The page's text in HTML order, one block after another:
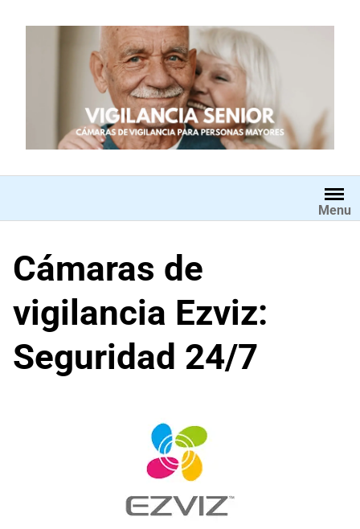
Menu
Cámaras de
vigilancia Ezviz:
Seguridad 24/7